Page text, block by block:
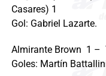
Casares) 1
Gol: Gabriel Lazarte.
Almirante Brown 1 –
Goles: Martín